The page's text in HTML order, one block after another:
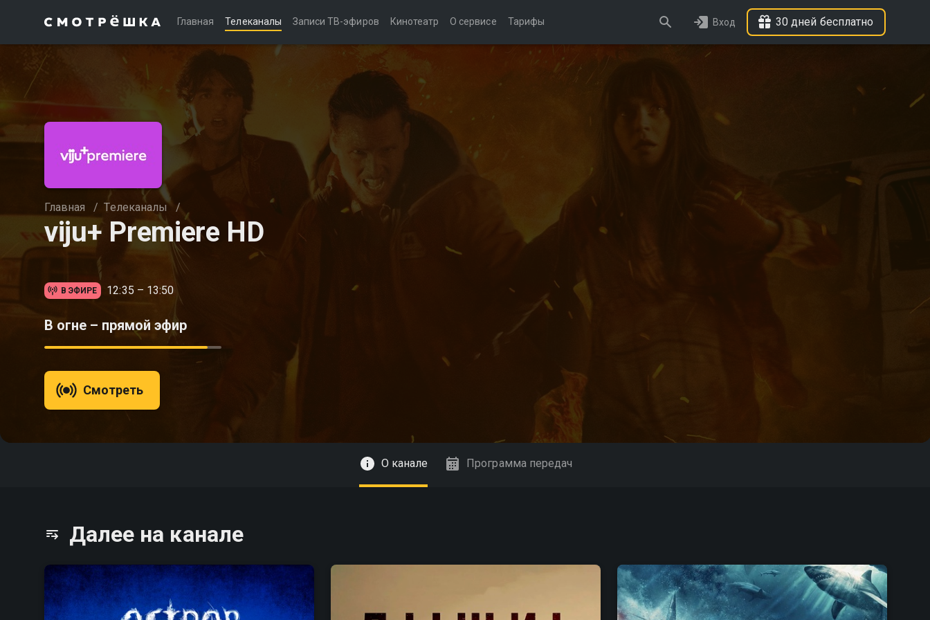
Главная Телеканалы Записи ТВ-эфиров Кинотеатр О сервисе Тарифы Вход 30 дней бесплатно
Главная / Телеканалы /
viju+ Premiere HD
В ЭФИРЕ 12:35 – 13:50
В огне – прямой эфир
Смотреть
О канале Программа передач
Далее на канале